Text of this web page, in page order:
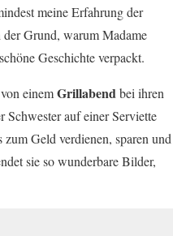
meine Erfahrung der
Grund, warum Madame
Geschichte verpackt.
einemGrillabendbei ihren
Schwester auf einer Serviette
Geld verdienen, sparen und
sie so wunderbare Bilder,